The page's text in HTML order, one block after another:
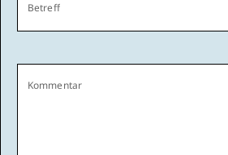
Betreff
Kommentar